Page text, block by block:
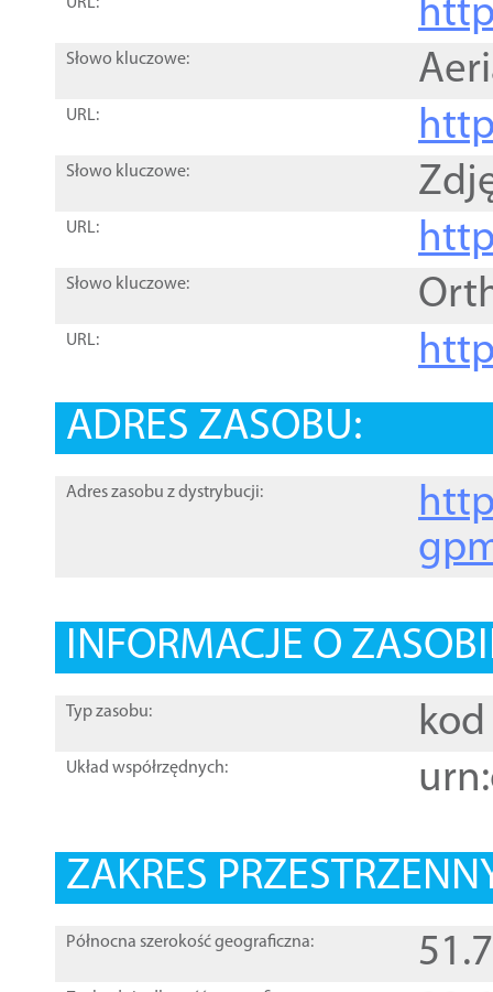
Słowo kluczowe:
URL:
Słowo kluczowe:
URL:
Słowo kluczowe:
URL:
ADRES ZASOBU:
Adres zasobu z dystrybucji:
INFORMACJE O
Typ zasobu: kod
Układ współrzędnych:
ZAKRES
Północna szerokość geograficzna: